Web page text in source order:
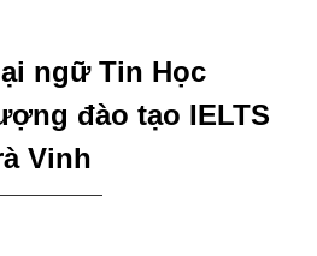
ngữ Tin Học
đào tạo IELTS
Vinh